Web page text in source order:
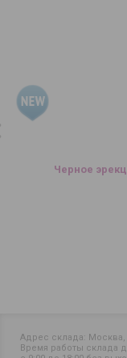
Черное
Адрес склада: Москва,
Время работы склада